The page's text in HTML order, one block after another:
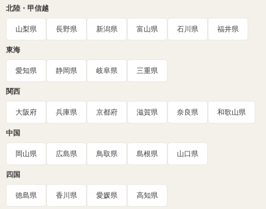
北陸・甲信越
山梨県 長野県 新潟県 富山県 石川県 福井県
東海
愛知県 静岡県 岐阜県 三重県
関西
大阪府 兵庫県 京都府 滋賀県 奈良県 和歌山県
中国
岡山県 広島県 鳥取県 島根県 山口県
四国
徳島県 香川県 愛媛県 高知県